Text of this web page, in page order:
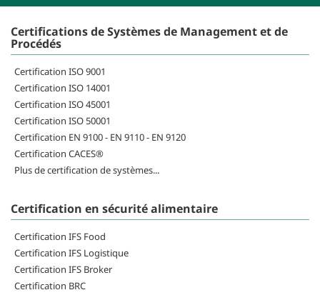
Certifications de Systèmes de Management et de
Procédés
Certification ISO 9001
Certification ISO 14001
Certification ISO 45001
Certification ISO 50001
Certification EN 9100 - EN 9110 - EN 9120
Certification CACES®
Plus de certification de systèmes...
Certification en sécurité alimentaire
Certification IFS Food
Certification IFS Logistique
Certification IFS Broker
Certification BRC